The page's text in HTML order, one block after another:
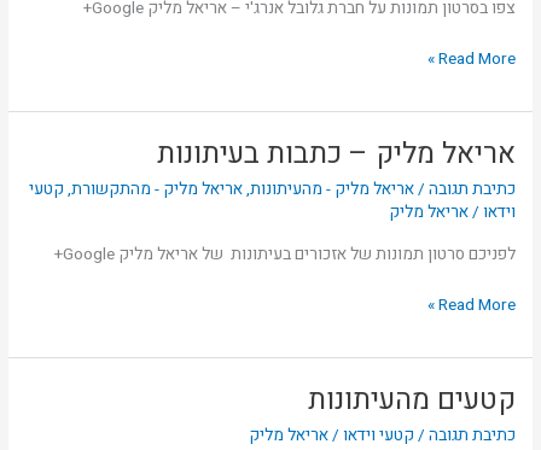
צפו בסרטון תמונות על חברת גלובל אנרג'י – אריאל מליק Google+
Read More »
אריאל מליק – כתבות בעיתונות
כתיבת תגובה /אריאל מליק - מהעיתונות,אריאל מליק - מהתקשורת, קטעי
וידאו /אריאל מליק
לפניכם סרטון תמונות של אזכורים בעיתונות של אריאל מליק Google+
אריאל
–
בעיתונות
Read More »
קטעים מהעיתונות
כתיבת תגובה / קטעי וידאו /אריאל מליק
קטעים
מהעיתונות